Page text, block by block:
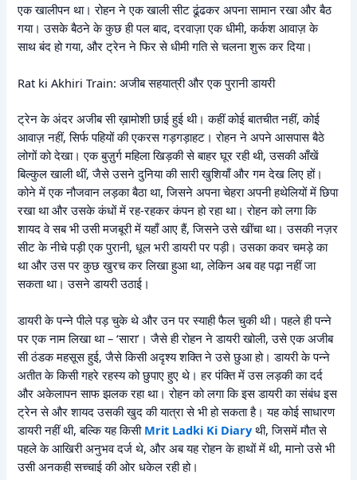
एक खालीपन था। रोहन ने एक खाली सीट ढूंढकर अपना सामान रखा और बैठ
गया। उसके बैठने के कुछ ही पल बाद, दरवाज़ा एक धीमी, कर्कश आवाज़ के
साथ बंद हो गया, और ट्रेन ने फिर से धीमी गति से चलना शुरू कर दिया।
Rat ki Akhiri Train: अजीब सहयात्री और एक पुरानी डायरी
ट्रेन के अंदर अजीब सी ख़ामोशी छाई हुई थी। कहीं कोई बातचीत नहीं, कोई
आवाज़ नहीं, सिर्फ पहियों की एकरस गड़गड़ाहट। रोहन ने अपने आसपास बैठे
लोगों को देखा। एक बुज़ुर्ग महिला खिड़की से बाहर घूर रही थी, उसकी आँखें
बिल्कुल खाली थीं, जैसे उसने दुनिया की सारी खुशियाँ और गम देख लिए हों।
कोने में एक नौजवान लड़का बैठा था, जिसने अपना चेहरा अपनी हथेलियों में छिपा
रखा था और उसके कंधों में रह-रहकर कंपन हो रहा था। रोहन को लगा कि
शायद वे सब भी उसी मजबूरी में यहाँ आए हैं, जिसने उसे खींचा था। उसकी नज़र
सीट के नीचे पड़ी एक पुरानी, धूल भरी डायरी पर पड़ी। उसका कवर चमड़े का
था और उस पर कुछ खुरच कर लिखा हुआ था, लेकिन अब वह पढ़ा नहीं जा
सकता था। उसने डायरी उठाई।
डायरी के पन्ने पीले पड़ चुके थे और उन पर स्याही फैल चुकी थी। पहले ही पन्ने
पर एक नाम लिखा था – ‘सारा’। जैसे ही रोहन ने डायरी खोली, उसे एक अजीब
सी ठंडक महसूस हुई, जैसे किसी अदृश्य शक्ति ने उसे छुआ हो। डायरी के पन्ने
अतीत के किसी गहरे रहस्य को छुपाए हुए थे। हर पंक्ति में उस लड़की का दर्द
और अकेलापन साफ झलक रहा था। रोहन को लगा कि इस डायरी का संबंध इस
ट्रेन से और शायद उसकी खुद की यात्रा से भी हो सकता है। यह कोई साधारण
डायरी नहीं थी, बल्कि यह किसी Mrit Ladki Ki Diaryथी, जिसमें मौत से
पहले के आखिरी अनुभव दर्ज थे, और अब यह रोहन के हाथों में थी, मानो उसे भी
उसी अनकही सच्चाई की ओर धकेल रही हो।